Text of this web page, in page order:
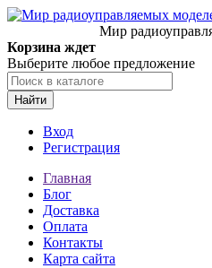
Мир
Корзина ждет
Выберите любое предложение
Найти
Вход
Регистрация
Главная
Блог
Доставка
Оплата
Контакты
Карта сайта